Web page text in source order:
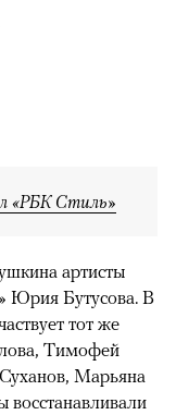
«РБК Стиль»
артисты
Юрия Бутусова. В
тот же
Тимофей
Марьяна